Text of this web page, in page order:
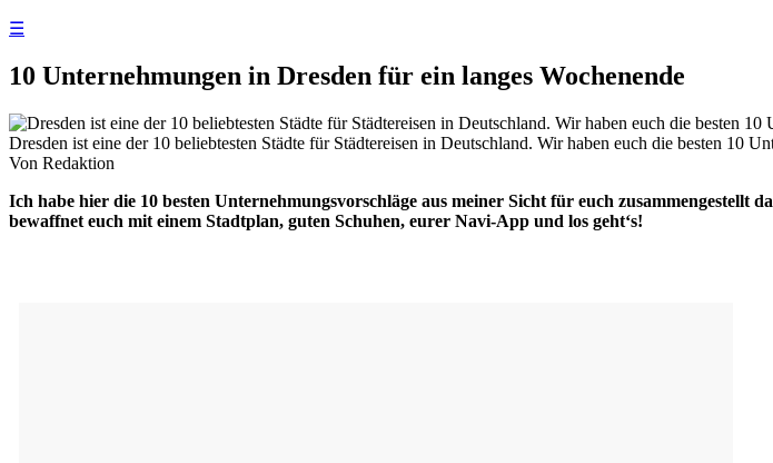
☰
10 Unternehmungen in Dresden für ein langes Wochenende
Dresden ist eine der 10 beliebtesten Städte für Städtereisen in Deutschland. Wir haben euch die besten 10
Von Redaktion
Ich habe hier die 10 besten Unternehmungsvorschläge aus meiner Sicht für euch
bewaffnet euch mit einem Stadtplan, guten Schuhen, eurer Navi-App und los geht‘s!